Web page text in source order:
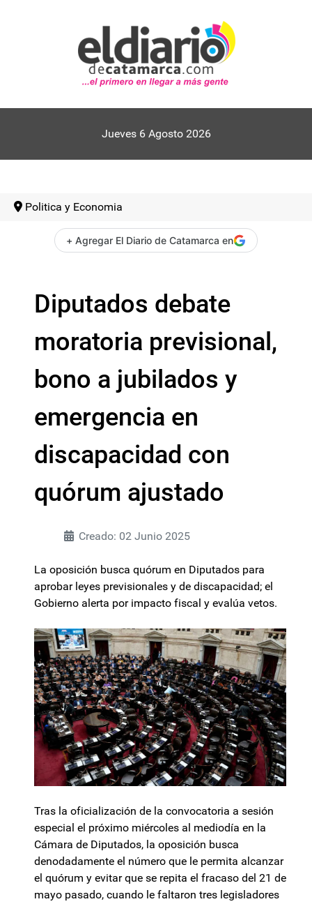
Jueves 6 Agosto 2026
Politica y Economia
+ Agregar El Diario de Catamarca en
Diputados debate
moratoria previsional,
bono a jubilados y
emergencia en
discapacidad con
quórum ajustado
Creado: 02 Junio 2025
La oposición busca quórum en Diputados para
aprobar leyes previsionales y de discapacidad; el
Gobierno alerta por impacto fiscal y evalúa vetos.
Tras la oficialización de la convocatoria a sesión
especial el próximo miércoles al mediodía en la
Cámara de Diputados, la oposición busca
denodadamente el número que le permita alcanzar
el quórum y evitar que se repita el fracaso del 21 de
mayo pasado, cuando le faltaron tres legisladores